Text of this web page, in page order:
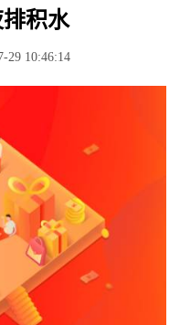
积水
29 10:46:14